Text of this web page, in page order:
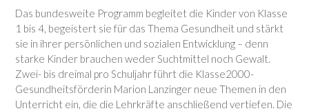
Das bundesweite Programm begleitet die Kinder von Klasse
1 bis 4, begeistert sie für das Thema Gesundheit und stärkt
sie in ihrer persönlichen und sozialen Entwicklung – denn
starke Kinder brauchen weder Suchtmittel noch Gewalt.
Zwei- bis dreimal pro Schuljahr führt die Klasse2000-
Gesundheitsförderin Marion Lanzinger neue Themen in den
Unterricht ein, die die Lehrkräfte anschließend vertiefen. Die